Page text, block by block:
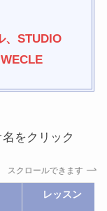
、STUDIO
をクリック
スクロールできます
レッスン